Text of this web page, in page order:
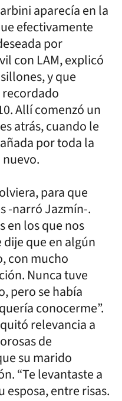
aparecía en la
efectivamente
por
con LAM, explicó
y que
Allí comenzó un
atrás, cuando le
por toda la
para que
-narró Jazmín-.
en los que nos
dije que en algún
con mucho
Nunca tuve
pero se había
conocerme”.
relevancia a
de
su marido
“Te levantaste a
esposa, entre risas.